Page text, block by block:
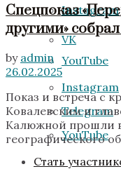
Instagram
YouTube
Telegram
Стать
VK
Instagram
YouTube
Спецпоказ
другими»
by admin
26.02.2025
Показ и встреча с
Ковалевским и
Калюжной прошли
географического